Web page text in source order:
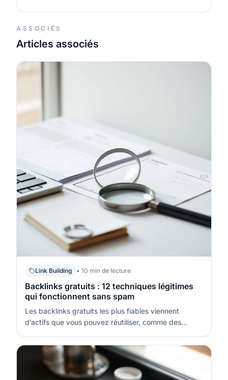
ASSOCIÉS
Articles associés
Link Building • 10 min de lecture
Backlinks gratuits : 12 techniques légitimes
qui fonctionnent sans spam
Les backlinks gratuits les plus fiables viennent
d’actifs que vous pouvez réutiliser, comme des
et des contributions visibles. Une stratégie durable
repose sur la pertinence thématique et un processus
simple à répéter, pas sur…